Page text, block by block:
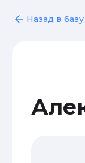
Назад в